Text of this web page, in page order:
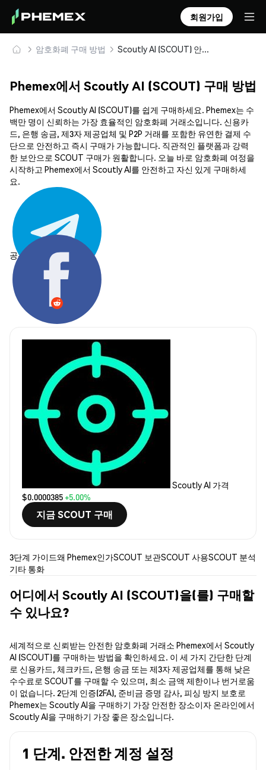
회원가입
암호화폐 구매 방법 Scoutly AI (SCOUT) 안전하게 구매 및 보관
Phemex에서 Scoutly AI (SCOUT) 구매 방법
Phemex에서 Scoutly AI (SCOUT)를 쉽게 구매하세요. Phemex는 수
백만 명이 신뢰하는 가장 효율적인 암호화폐 거래소입니다. 신용카
드, 은행 송금, 제3자 제공업체 및 P2P 거래를 포함한 유연한 결제 수
단으로 안전하고 즉시 구매가 가능합니다. 직관적인 플랫폼과 강력
한 보안으로 SCOUT 구매가 원활합니다. 오늘 바로 암호화폐 여정을
시작하고 Phemex에서 Scoutly AI를 안전하고 자신 있게 구매하세
요.
공유하기:
Scoutly AI 가격
$0.0000385+5.00%
지금 SCOUT 구매
3단계 가이드왜 Phemex인가SCOUT 보관SCOUT 사용SCOUT 분석
기타 통화
어디에서 Scoutly AI (SCOUT)을(를) 구매할
수 있나요?
세계적으로 신뢰받는 안전한 암호화폐 거래소 Phemex에서 Scoutly
AI (SCOUT)를 구매하는 방법을 확인하세요. 이 세 가지 간단한 단계
로 신용카드, 체크카드, 은행 송금 또는 제3자 제공업체를 통해 낮은
수수료로 SCOUT를 구매할 수 있으며, 최소 금액 제한이나 번거로움
이 없습니다. 2단계 인증(2FA), 준비금 증명 감사, 피싱 방지 보호로
Phemex는 Scoutly AI을 구매하기 가장 안전한 장소이자 온라인에서
Scoutly AI을 구매하기 가장 좋은 장소입니다.
1 단계. 안전한 계정 설정